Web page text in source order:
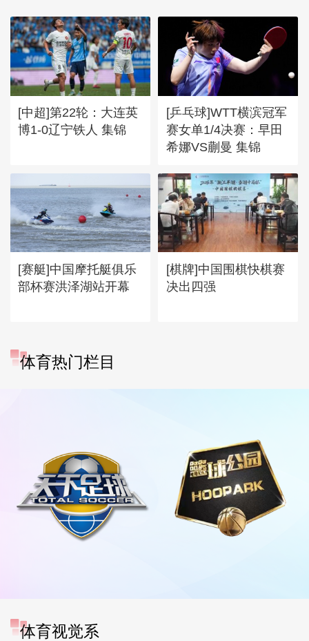
[中超]第22轮：大连英
博1-0辽宁铁人 集锦
[乒乓球]WTT横滨冠军
赛女单1/4决赛：早田
希娜VS蒯曼 集锦
[赛艇]中国摩托艇俱乐
部杯赛洪泽湖站开幕
[棋牌]中国围棋快棋赛
决出四强
体育热门栏目
体育视觉系